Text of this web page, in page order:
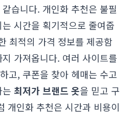
습니다. 개인화 추천은 불필
시간을 획기적으로 줄여줍
최적의 가격 정보를 제공함
가져옵니다. 여러 사이트를
고, 쿠폰을 찾아 헤매는 수고
최저가 브랜드 옷을 믿고 구
개인화 추천은 시간과 비용이